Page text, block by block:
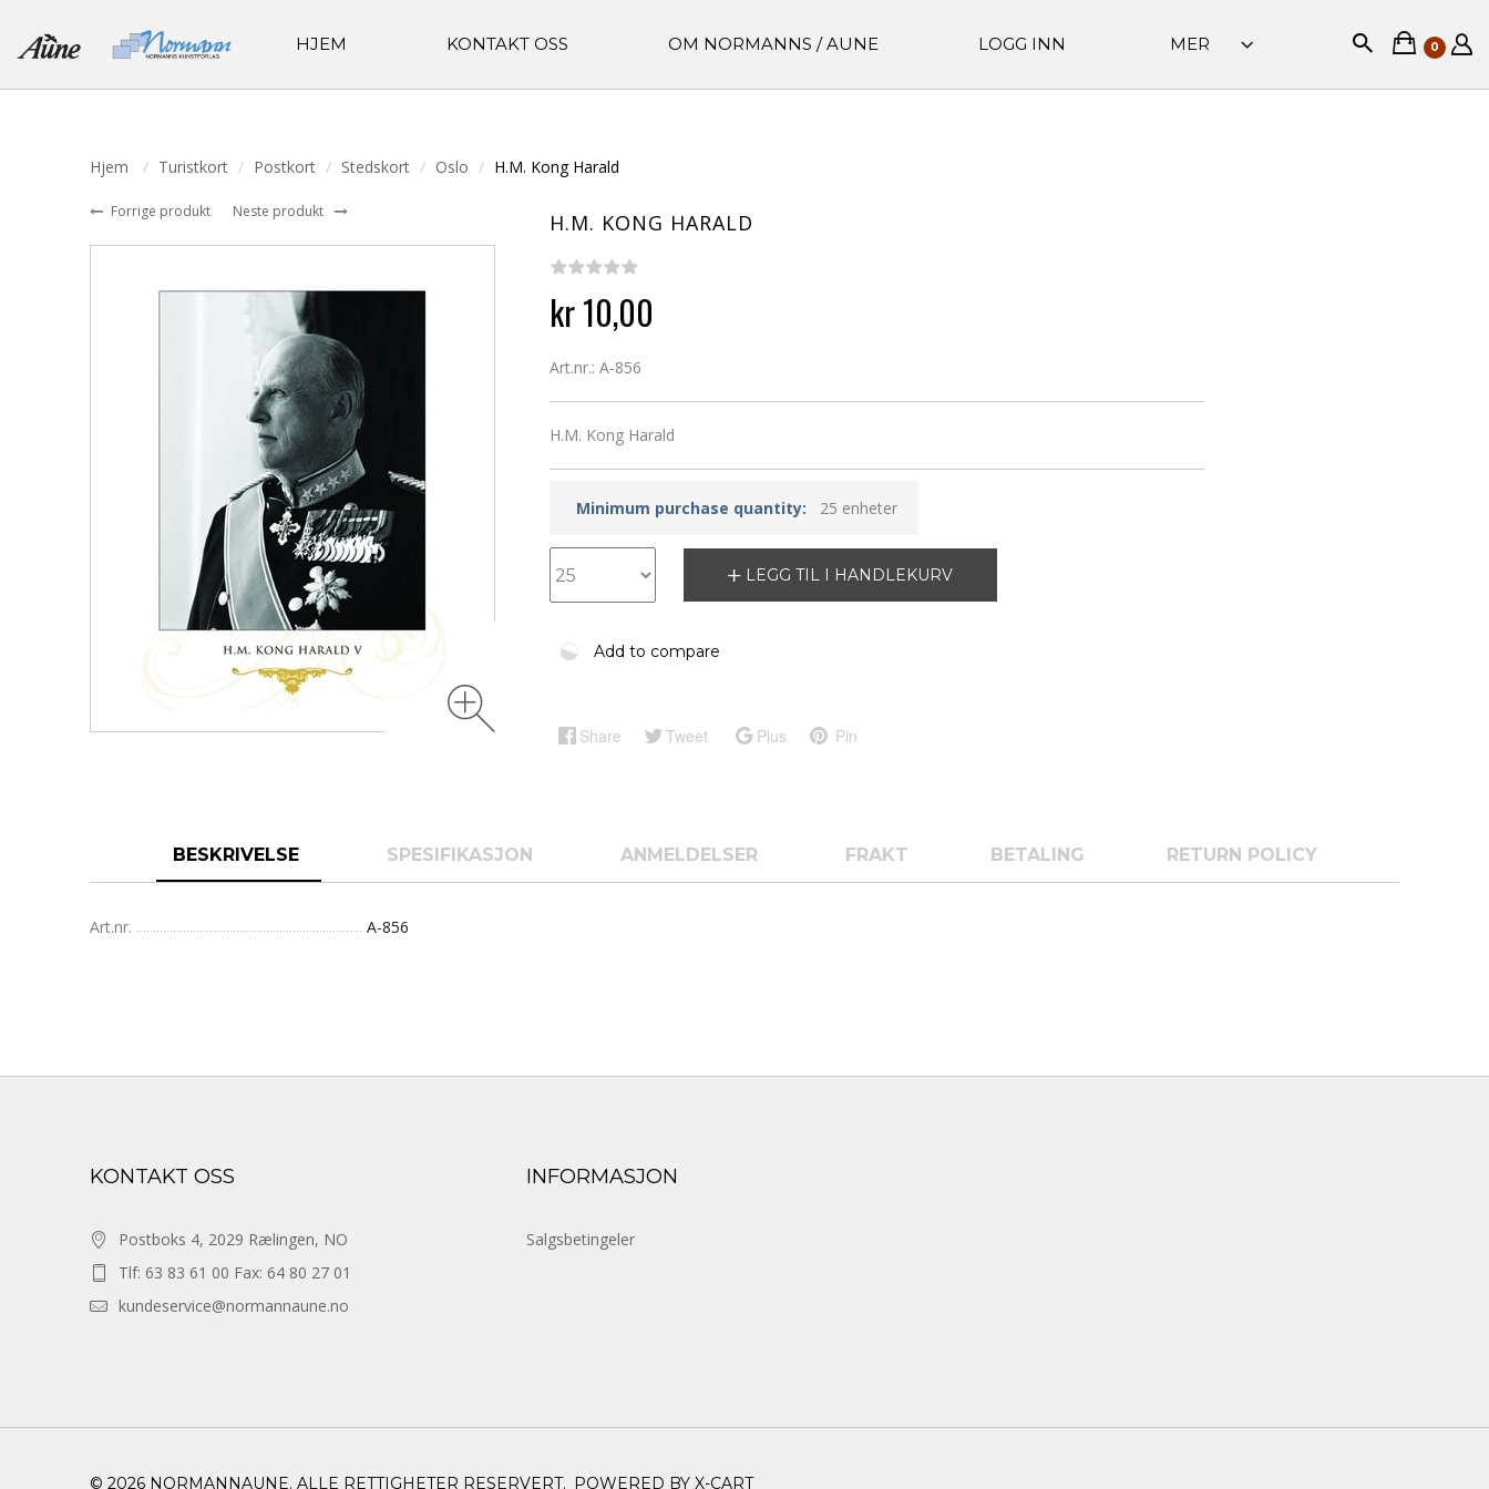
HJEM KONTAKT OSS OM NORMANNS / AUNE LOGG INN MER 0
Hjem Turistkort Postkort Stedskort Oslo H.M. Kong Harald
Forrige produkt Neste produkt H.M. KONG HARALD
kr 10,00
Art.nr.: A-856
H.M. Kong Harald
Minimum purchase quantity: 25 enheter
LEGG TIL I HANDLEKURV
Add to compare
Share Tweet Plus Pin
BESKRIVELSE SPESIFIKASJON ANMELDELSER FRAKT BETALING RETURN POLICY
Art.nr. A-856
KONTAKT OSS
Postboks 4, 2029 Rælingen, NO
Tlf: 63 83 61 00 Fax: 64 80 27 01
kundeservice@normannaune.no
INFORMASJON
Salgsbetingeler
© 2026 NORMANNAUNE. ALLE RETTIGHETER RESERVERT. POWERED BY X-CART